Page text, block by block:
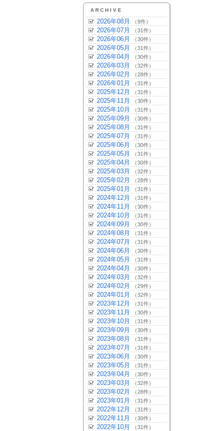
ARCHIVE
2026年08月 （9件）
2026年07月 （31件）
2026年06月 （30件）
2026年05月 （31件）
2026年04月 （30件）
2026年03月 （32件）
2026年02月 （28件）
2026年01月 （31件）
2025年12月 （31件）
2025年11月 （30件）
2025年10月 （31件）
2025年09月 （30件）
2025年08月 （31件）
2025年07月 （31件）
2025年06月 （30件）
2025年05月 （31件）
2025年04月 （30件）
2025年03月 （32件）
2025年02月 （28件）
2025年01月 （31件）
2024年12月 （31件）
2024年11月 （30件）
2024年10月 （31件）
2024年09月 （30件）
2024年08月 （31件）
2024年07月 （31件）
2024年06月 （30件）
2024年05月 （31件）
2024年04月 （30件）
2024年03月 （32件）
2024年02月 （29件）
2024年01月 （32件）
2023年12月 （31件）
2023年11月 （30件）
2023年10月 （31件）
2023年09月 （30件）
2023年08月 （31件）
2023年07月 （31件）
2023年06月 （30件）
2023年05月 （31件）
2023年04月 （30件）
2023年03月 （32件）
2023年02月 （28件）
2023年01月 （31件）
2022年12月 （31件）
2022年11月 （30件）
2022年10月 （31件）